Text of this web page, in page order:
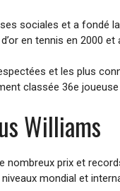
sociales et a fondé
en tennis en 2000 et
et les plus
classée 36e
Williams
prix et
mondial et